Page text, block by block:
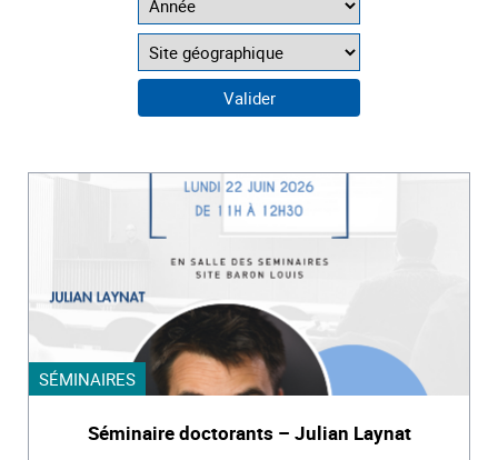
SÉMINAIRES
Séminaire doctorants – Julian Laynat